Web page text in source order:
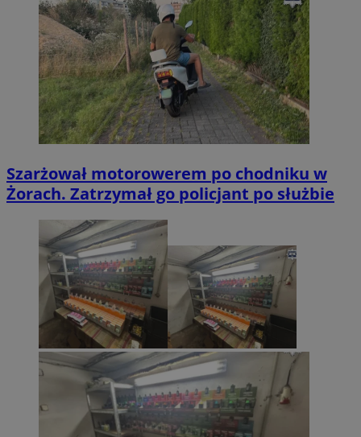
Szarżował motorowerem po chodniku w
Żorach. Zatrzymał go policjant po służbie